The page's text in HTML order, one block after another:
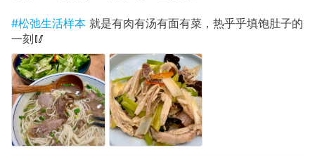
#松弛生活样本 就是有肉有汤有面有菜，热乎乎填饱肚子的
一刻🥢